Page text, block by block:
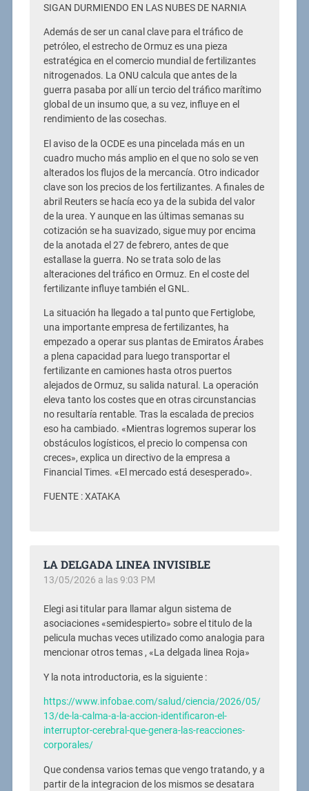
SIGAN DURMIENDO EN LAS NUBES DE NARNIA
Además de ser un canal clave para el tráfico de
petróleo, el estrecho de Ormuz es una pieza
estratégica en el comercio mundial de fertilizantes
nitrogenados. La ONU calcula que antes de la
guerra pasaba por allí un tercio del tráfico marítimo
global de un insumo que, a su vez, influye en el
rendimiento de las cosechas.
El aviso de la OCDE es una pincelada más en un
cuadro mucho más amplio en el que no solo se ven
alterados los flujos de la mercancía. Otro indicador
clave son los precios de los fertilizantes. A finales de
abril Reuters se hacía eco ya de la subida del valor
de la urea. Y aunque en las últimas semanas su
cotización se ha suavizado, sigue muy por encima
de la anotada el 27 de febrero, antes de que
estallase la guerra. No se trata solo de las
alteraciones del tráfico en Ormuz. En el coste del
fertilizante influye también el GNL.
La situación ha llegado a tal punto que Fertiglobe,
una importante empresa de fertilizantes, ha
empezado a operar sus plantas de Emiratos Árabes
a plena capacidad para luego transportar el
fertilizante en camiones hasta otros puertos
alejados de Ormuz, su salida natural. La operación
eleva tanto los costes que en otras circunstancias
no resultaría rentable. Tras la escalada de precios
eso ha cambiado. «Mientras logremos superar los
obstáculos logísticos, el precio lo compensa con
creces», explica un directivo de la empresa a
Financial Times. «El mercado está desesperado».
FUENTE : XATAKA
LA DELGADA LINEA INVISIBLE
13/05/2026 a las 9:03 PM
Elegi asi titular para llamar algun sistema de
asociaciones «semidespierto» sobre el titulo de la
pelicula muchas veces utilizado como analogia para
mencionar otros temas , «La delgada linea Roja»
Y la nota introductoria, es la siguiente :
https://www.infobae.com/salud/ciencia/2026/05/
13/de-la-calma-a-la-accion-identificaron-el-
interruptor-cerebral-que-genera-las-reacciones-
corporales/
Que condensa varios temas que vengo tratando, y a
partir de la integracion de los mismos se desatara